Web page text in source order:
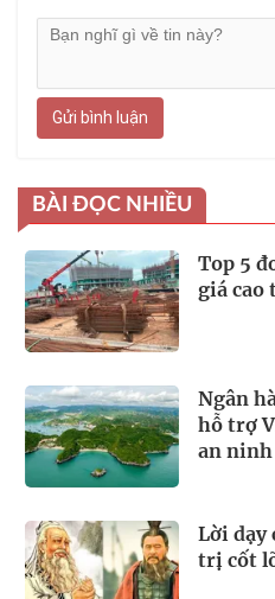
Gửi bình luận
BÀI ĐỌC NHIỀU
Top 5
giá cao
Ngân
hỗ trợ
an
Lời dạy
trị cốt